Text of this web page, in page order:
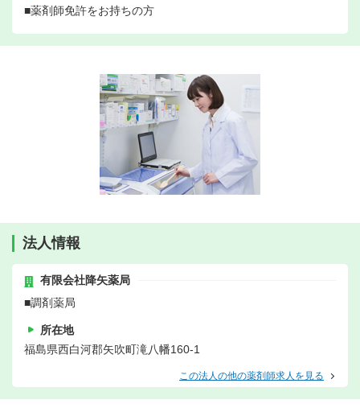
■薬剤師免許をお持ちの方
法人情報
有限会社降矢薬局
■調剤薬局
所在地
福島県西白河郡矢吹町滝八幡160-1
この法人の他の薬剤師求人を見る